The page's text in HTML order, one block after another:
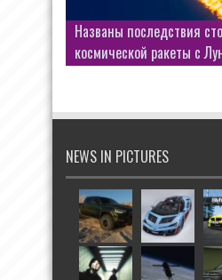
Названы последствия
космической ракеты с
NEWS IN PICTURES